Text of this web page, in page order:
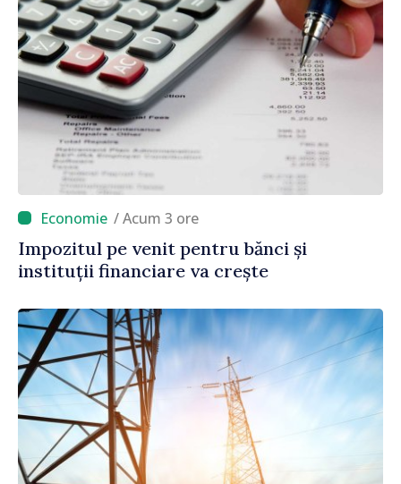
/ Acum 3 ore
Impozitul pe venit pentru bănci și
instituții financiare va crește